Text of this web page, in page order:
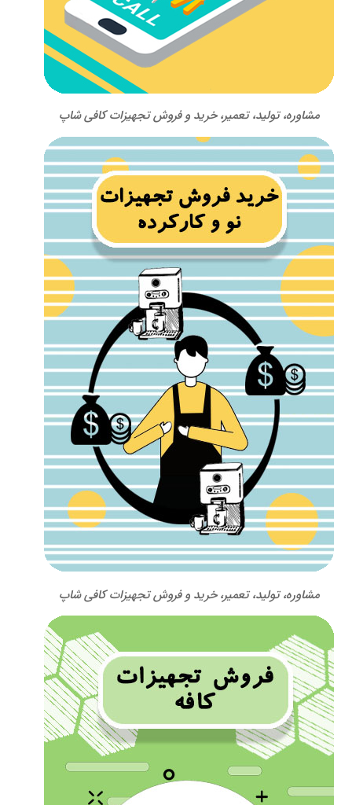
مشاوره، تولید، تعمیر، خرید و فروش تجهیزات کافی شاپ
مشاوره، تولید، تعمیر، خرید و فروش تجهیزات کافی شاپ